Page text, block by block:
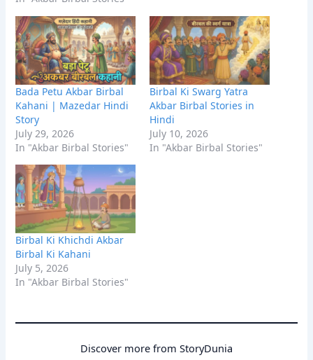
Bada Petu Akbar Birbal
Kahani | Mazedar Hindi
Story
July 29, 2026
In "Akbar Birbal Stories"
Birbal Ki Swarg Yatra
Akbar Birbal Stories in
Hindi
July 10, 2026
In "Akbar Birbal Stories"
Birbal Ki Khichdi Akbar
Birbal Ki Kahani
July 5, 2026
In "Akbar Birbal Stories"
Discover more from StoryDunia